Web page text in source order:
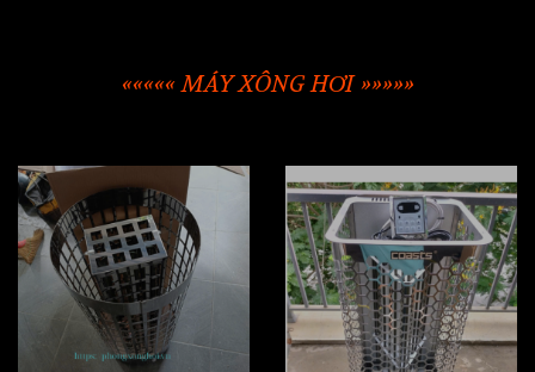
««««« MÁY XÔNG HƠI »»»»»